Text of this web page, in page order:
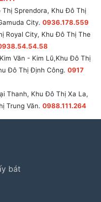
Sprendora, Khu Đô Thị
City. 0936.178.559
Royal City, Khu Đô Thị The
Văn - Kim Lũ,Khu Đô Thị
Đô Thị Định Công. 0917
Thanh, Khu Đô Thị Xa La,
Trung Văn. 0988.111.264
bát